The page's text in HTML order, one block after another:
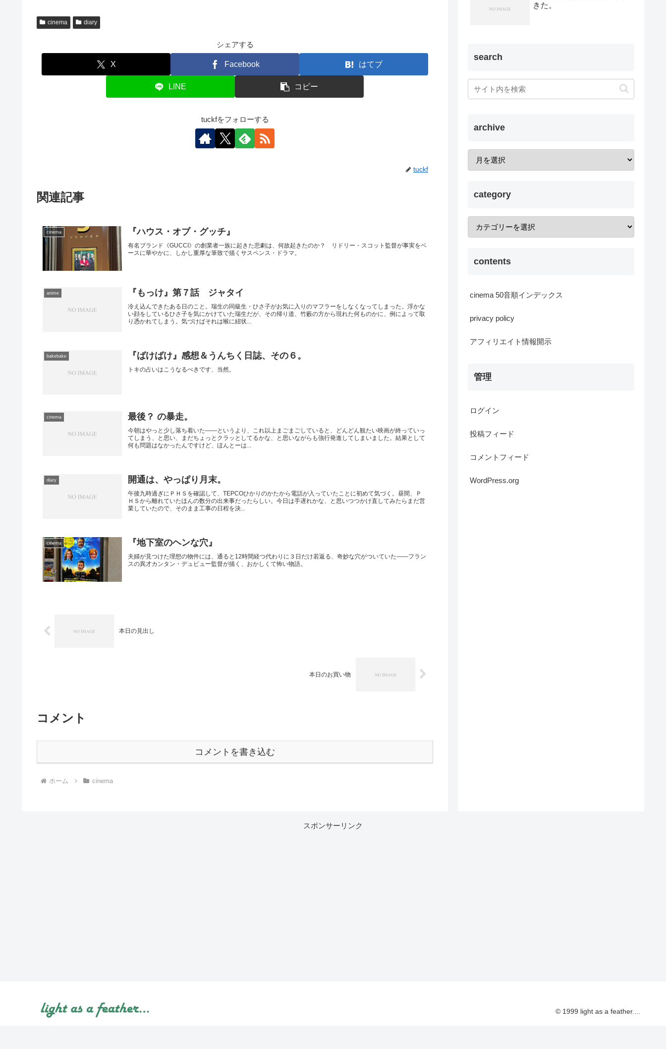
cinema diary
シェアする
X Facebook はてブ
LINE コピー
tuckfをフォローする
tuckf
関連記事
cinema 『ハウス・オブ・グッチ』
有名ブランド《GUCCI》の創業者一族に起きた悲劇は、何故起きたのか？ リドリー・スコット監督が事実をベ
ースに華やかに、しかし重厚な筆致で描くサスペンス・ドラマ。
anime 『もっけ』第７話 ジャタイ
冷え込んできたある日のこと。瑞生の同級生・ひさ子がお気に入りのマフラーをしなくなってしまった。浮かな
い顔をしているひさ子を気にかけていた瑞生だが、その帰り道、竹藪の方から現れた何ものかに、例によって取
り憑かれてしまう。気づけばそれは喉に紐状...
bakebake 『ばけばけ』感想＆うんちく日誌、その６。
トキの占いはこうなるべきです、当然。
cinema 最後？ の暴走。
今朝はやっと少し落ち着いた――というより、これ以上まごまごしていると、どんどん観たい映画が終っていっ
てしまう、と思い、まだちょっとクラッとしてるかな、と思いながらも強行発進してしまいました。結果として
何も問題はなかったんですけど、ほんとーは...
diary 開通は、やっぱり月末。
午後九時過ぎにＰＨＳを確認して、TEPCOひかりのかたから電話が入っていたことに初めて気づく。昼間、Ｐ
ＨＳから離れていたほんの数分の出来事だったらしい。今日は手遅れかな、と思いつつかけ直してみたらまだ営
業していたので、そのまま工事の日程を決...
cinema 『地下室のヘンな穴』
夫婦が見つけた理想の物件には、通ると12時間経つ代わりに３日だけ若返る、奇妙な穴がついていた――フラン
スの異才カンタン・デュピュー監督が描く、おかしくて怖い物語。
本日の見出し
本日のお買い物
コメント
コメントを書き込む
ホーム cinema
きた。
search
archive
category
contents
cinema 50音順インデックス
privacy policy
アフィリエイト情報開示
管理
ログイン
投稿フィード
コメントフィード
WordPress.org
スポンサーリンク
© 1999 light as a feather....